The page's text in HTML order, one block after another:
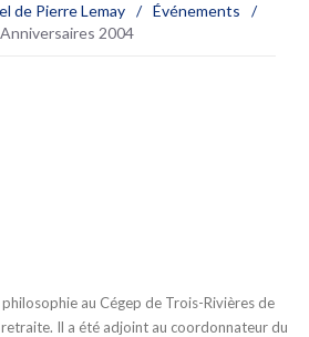
de Pierre Lemay / Événements
/
Anniversaires 2004
au Cégep de Trois-Rivières de
Il a été adjoint au coordonnateur du